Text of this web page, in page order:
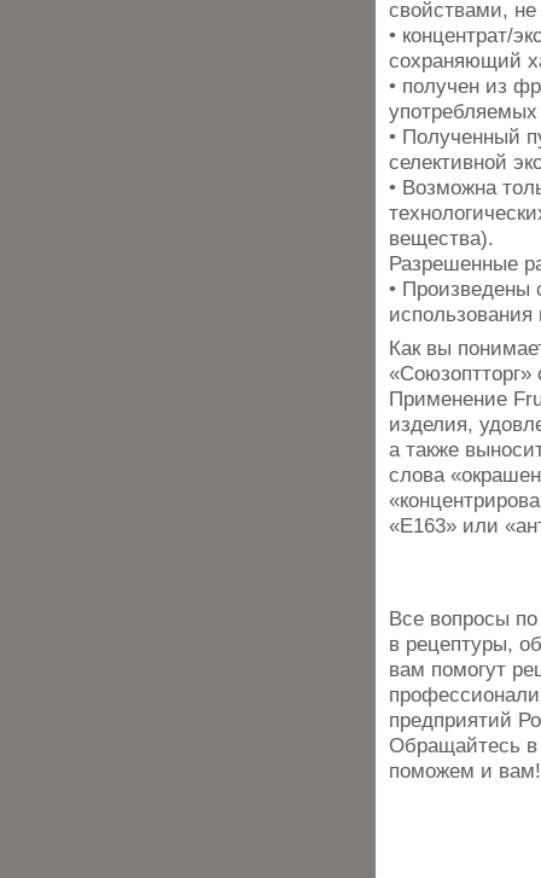
свойствами,
• концентрат/
сохраняющий
• получен из
• Полученный
селективной
• Возможна
вещества).
Разрешенные
• Произведены
Как вы
Применение
изделия,
а также
слова
«Е163» или
Все вопросы
в рецептуры,
вам помогут
предприятий
Обращайтесь
поможем и вам!